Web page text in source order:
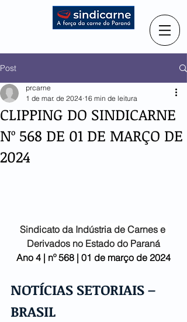
Post
CLIPPING DO SINDICARNE
Nº 568 DE 01 DE MARÇO DE
2024
prcarne
1 de mar. de 2024 16 min de leitura
Sindicato da Indústria de Carnes e
Derivados no Estado do Paraná
Ano 4 | nº 568 | 01 de março de 2024
NOTÍCIAS SETORIAIS –
BRASIL